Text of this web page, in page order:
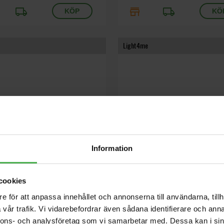
Information
för att anpassa innehållet och annonserna till användarna,
trafik. Vi vidarebefordrar även sådana identifierare och
och analysföretag som vi samarbetar med. Dessa kan i
local_shipping store local_shipping
H380
Flower Effect
med 19×20W RGBL-LED,
roterande flower-effekt, 1°–35°
pan/215° tilt,
Light4me
urladdningslampa, 2° stråle, 15
gobos, dubbla prismor, DMX-